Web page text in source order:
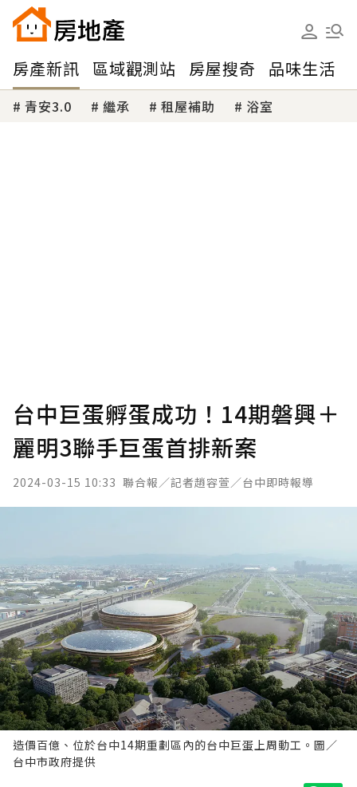
房產新訊 區域觀測站 房屋搜奇 品味生活
青安3.0 繼承 租屋補助 浴室
台中巨蛋孵蛋成功！14期磐興＋
麗明3聯手巨蛋首排新案
2024-03-15 10:33 聯合報／記者趙容萱／台中即時報導
造價百億、位於台中14期重劃區內的台中巨蛋上周動工。圖／
台中市政府提供